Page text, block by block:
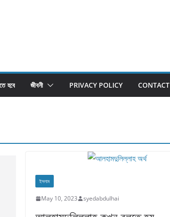
হবে জীবনী PRIVACY POLICY CONTACT
ইসলাম
May 10, 2023 syedabdulhai